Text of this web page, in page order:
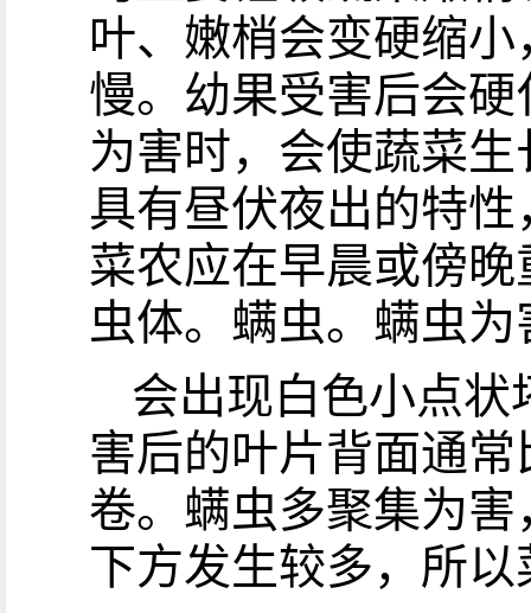
叶、嫩梢会变硬缩
慢。幼果受害后会
为害时，会使蔬菜
具有昼伏夜出的特
菜农应在早晨或傍
虫体。螨虫。螨虫
会出现白色小点
害后的叶片背面通
卷。螨虫多聚集为
下方发生较多，所